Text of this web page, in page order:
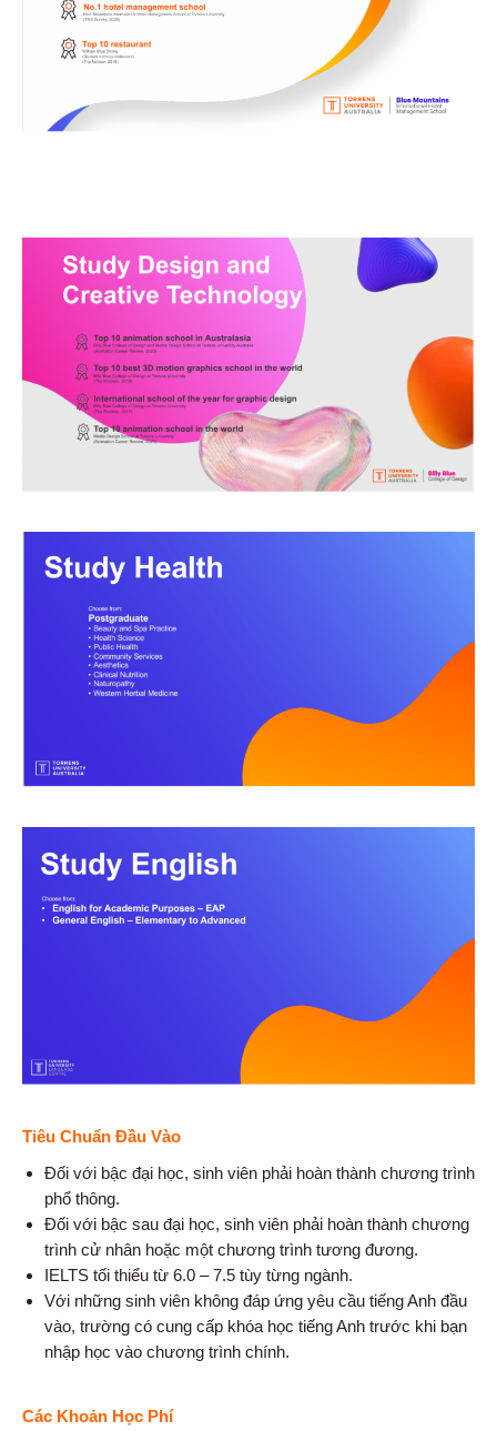
Tiêu Chuẩn Đầu Vào
Đối với bậc đại học, sinh viên phải hoàn thành chương trình
phổ thông.
Đối với bậc sau đại học, sinh viên phải hoàn thành chương
trình cử nhân hoặc một chương trình tương đương.
IELTS tối thiểu từ 6.0 – 7.5 tùy từng ngành.
Với những sinh viên không đáp ứng yêu cầu tiếng Anh đầu
vào, trường có cung cấp khóa học tiếng Anh trước khi bạn
nhập học vào chương trình chính.
Các Khoản Học Phí